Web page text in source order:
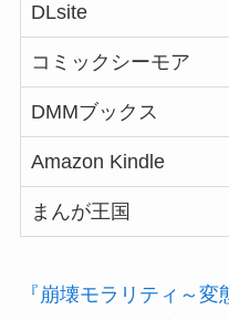
DLsite
コミックシーモア
DMMブックス
Amazon Kindle
まんが王国
『崩壊モラリティ～